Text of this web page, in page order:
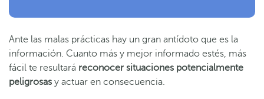
Ante las malas prácticas hay un gran antídoto que es la
información. Cuanto más y mejor informado estés, más
fácil te resultará reconocer situaciones potencialmente
peligrosas y actuar en consecuencia.